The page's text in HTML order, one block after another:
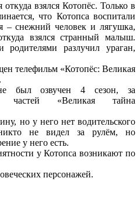
взялся Котопёс. Только в
что Котопса воспитали
– снежний человек и лягушка,
взялся странный малыш.
разлучил ураган,
телефильм «Котопёс: Великая
был озвучен 4 сезон, за
частей «Великая тайна
но у него нет водительского
не видел за рулём, но
у него есть.
у Котопса возникают по
персонажей.